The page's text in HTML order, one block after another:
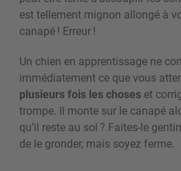
est tellement mignon allongé à
canapé ! Erreur !
Un chien en apprentissage ne
immédiatement ce que vous
plusieurs fois les choses et
trompe. Il monte sur le canapé
qu’il reste au sol ? Faites-le
de le gronder, mais soyez ferme.